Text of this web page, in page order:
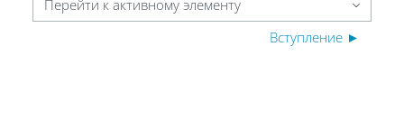
Перейти к активному элементу
Вступление ►